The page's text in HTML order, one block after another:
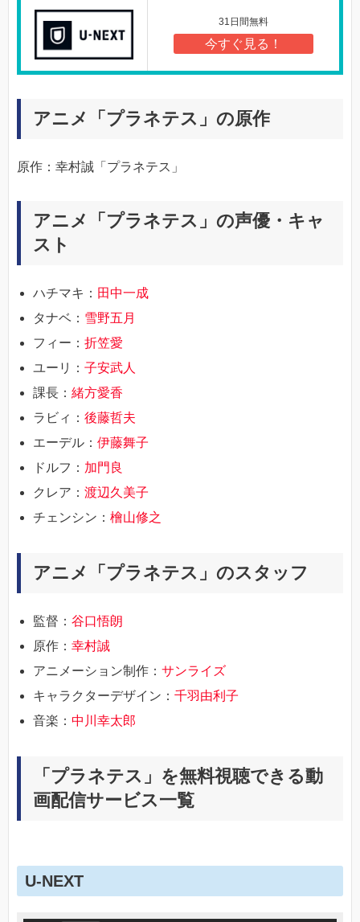
31日間無料
今すぐ見る！
アニメ「プラネテス」の原作
原作：幸村誠「プラネテス」
アニメ「プラネテス」の声優・キャ
スト
ハチマキ： 田中一成
タナベ： 雪野五月
フィー： 折笠愛
ユーリ： 子安武人
課長： 緒方愛香
ラビィ： 後藤哲夫
エーデル： 伊藤舞子
ドルフ： 加門良
クレア： 渡辺久美子
チェンシン： 檜山修之
アニメ「プラネテス」のスタッフ
監督： 谷口悟朗
原作： 幸村誠
アニメーション制作： サンライズ
キャラクターデザイン： 千羽由利子
音楽： 中川幸太郎
「プラネテス」を無料視聴できる動
画配信サービス一覧
U-NEXT